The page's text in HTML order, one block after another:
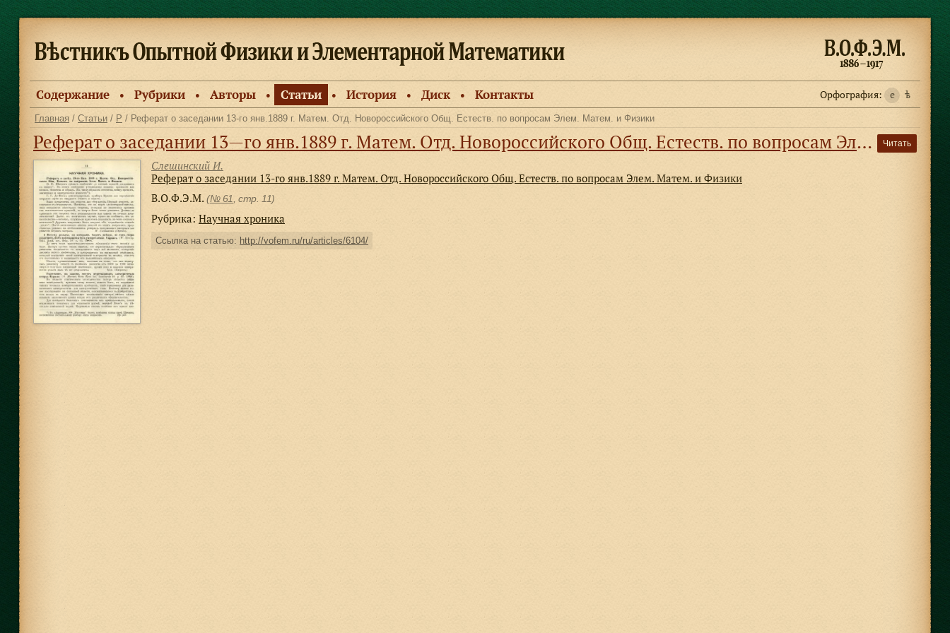
Содержание ● Рубрики ● Авторы ● Статьи ● История ● Диск ● Контакты Орфография: e ѣ
Главная / Статьи / Р / Реферат о заседании 13-го янв.1889 г. Матем. Отд. Новороссийского Общ. Естеств. по вопросам Элем. Матем. и Физики
Читать
Реферат о заседании 13—го янв.1889 г. Матем. Отд. Новороссийского Общ. Естеств. по вопросам Элем. Матем. и Физики
Слешинский И.
Реферат о заседании 13-го янв.1889 г. Матем. Отд. Новороссийского Общ. Естеств. по вопросам Элем. Матем. и Физики
В.О.Ф.Э.М. (№ 61 , стр. 11)
Рубрика: Научная хроника
Ссылка на статью: http://vofem.ru/ru/articles/6104/